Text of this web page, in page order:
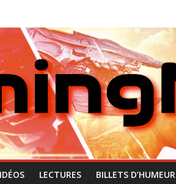
LECTURES BILLETS D’HUMEUR